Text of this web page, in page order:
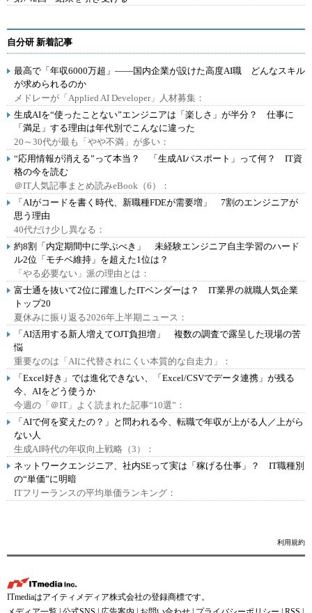
自分研 新着記事
最高で「年収6000万超」――国内企業が設けた高度AI職 どんなスキル
が求められるのか
メドレーが「Applied AI Developer」人材募集：
生成AIを“使ったことない”エンジニアは「楽しさ」が半分？ 仕事に
「満足」する理由は年代別でこんなに違った
20～30代が最も「やや不満」が多い：
“応用情報が消える”って本当？ 「生成AIパスポート」って何？ IT資
格の今を読む
＠IT人気記事まとめ読みeBook（6）：
「AIがコードを書く時代、新職種FDEが需要増」 7割のエンジニアが
思う理由
40代だけ少し異なる：
約8割「内定期間中に学ぶべき」 未経験エンジニア自主学習のハード
ル2位「モチベ維持」を超えた1位は？
「やる必要ない」派の理由とは：
富士通を抜いて2位に躍進したITベンダーは？ IT業界の就職人気企業
トップ20
夏休みに振り返る2026年上半期ニュース：
「AI活用する新人増えてOJT負担増」 複数の調査で露呈した現場の苦
悩
重要なのは「AIに代替されにくい本質的な自走力」：
「Excel好き」では進化できない、「Excel/CSVでデータ連携」が残る
今、AIをどう使うか
今週の「＠IT」よく読まれた記事“10選”：
「AIで何を変えたの？」と問われる今、転職で年収が上がる人／上がら
ない人
生成AI時代の年収向上戦略（3）：
ネットワークエンジニア、社内SEって実は「稼げる仕事」？ IT職種別
の“単価”に明暗
ITフリーランスの平均単価ランキング：
利用規約
ITmediaはアイティメディア株式会社の登録商標です。